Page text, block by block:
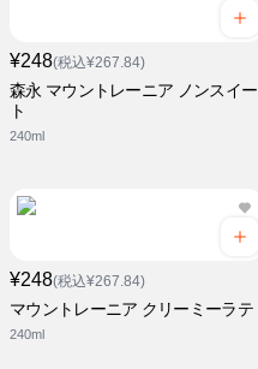
¥248(税込¥267.84)
森永 マウントレーニア ノンスイー
ト
240ml
¥248(税込¥267.84)
マウントレーニア クリーミーラテ
240ml